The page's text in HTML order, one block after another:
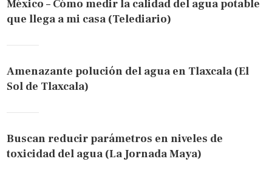
México – Cómo medir la calidad del agua potable
que llega a mi casa (Telediario)
Amenazante polución del agua en Tlaxcala (El
Sol de Tlaxcala)
Buscan reducir parámetros en niveles de
toxicidad del agua (La Jornada Maya)